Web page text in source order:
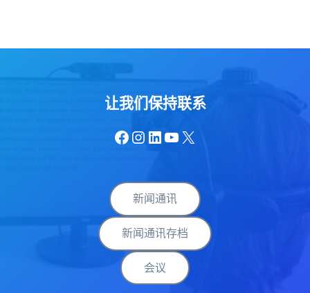
让我们保持联系
Facebook
Instagram
LinkedIn
YouTube
X
新闻通讯
新闻通讯存档
会议